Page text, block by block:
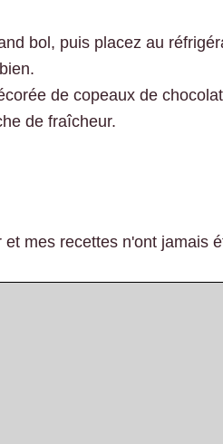
bol, puis placez au
de copeaux de
de fraîcheur.
mes recettes n'ont jamais